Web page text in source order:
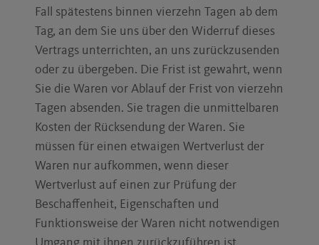
Fall spätestens binnen vierzehn Tagen ab dem
Tag, an dem Sie uns über den Widerruf dieses
Vertrags unterrichten, an uns zurückzusenden
oder zu übergeben. Die Frist ist gewahrt, wenn
Sie die Waren vor Ablauf der Frist von vierzehn
Tagen absenden. Sie tragen die unmittelbaren
Kosten der Rücksendung der Waren. Sie
müssen für einen etwaigen Wertverlust der
Waren nur aufkommen, wenn dieser
Wertverlust auf einen zur Prüfung der
Beschaffenheit, Eigenschaften und
Funktionsweise der Waren nicht notwendigen